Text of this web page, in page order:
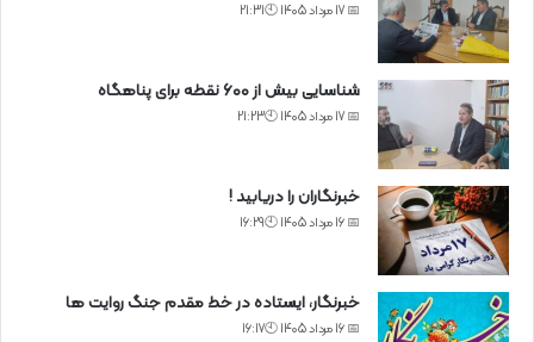
📅 17 مرداد 1405 🕙21:31
شناسایی بیش از ۶۰۰ نقطه برای پناهگاه
📅 17 مرداد 1405 🕙21:23
خبرنگاران را دریابید !
📅 16 مرداد 1405 🕙16:29
خبرنگار، ایستاده در خط مقدم جنگ روایت ها
📅 16 مرداد 1405 🕙16:17